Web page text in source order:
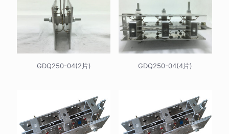
GDQ250-04(2片) GDQ250-04(4片)